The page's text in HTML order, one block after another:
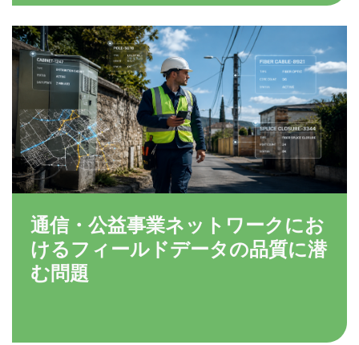
通信・公益事業ネットワークにお
けるフィールドデータの品質に潜
む問題